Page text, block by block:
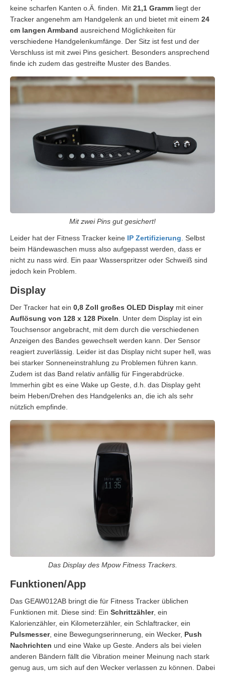
keine scharfen Kanten o.Ä. finden. Mit 21,1 Gramm liegt der
Tracker angenehm am Handgelenk an und bietet mit einem 24
cm langen Armband ausreichend Möglichkeiten für
verschiedene Handgelenkumfänge. Der Sitz ist fest und der
Verschluss ist mit zwei Pins gesichert. Besonders ansprechend
finde ich zudem das gestreifte Muster des Bandes.
Mit zwei Pins gut gesichert!
Leider hat der Fitness Tracker keine IP Zertifizierung . Selbst
beim Händewaschen muss also aufgepasst werden, dass er
nicht zu nass wird. Ein paar Wasserspritzer oder Schweiß sind
jedoch kein Problem.
Display
Der Tracker hat ein 0,8 Zoll großes OLED Display mit einer
Auflösung von 128 x 128 Pixeln . Unter dem Display ist ein
Touchsensor angebracht, mit dem durch die verschiedenen
Anzeigen des Bandes gewechselt werden kann. Der Sensor
reagiert zuverlässig. Leider ist das Display nicht super hell, was
bei starker Sonneneinstrahlung zu Problemen führen kann.
Zudem ist das Band relativ anfällig für Fingerabdrücke.
Immerhin gibt es eine Wake up Geste, d.h. das Display geht
beim Heben/Drehen des Handgelenks an, die ich als sehr
nützlich empfinde.
Das Display des Mpow Fitness Trackers.
Funktionen/App
Das GEAW012AB bringt die für Fitness Tracker üblichen
Funktionen mit. Diese sind: Ein Schrittzähler, ein
Kalorienzähler, ein Kilometerzähler, ein Schlaftracker, ein
Pulsmesser, eine Bewegungserinnerung, ein Wecker, Push
Nachrichten und eine Wake up Geste. Anders als bei vielen
anderen Bändern fällt die Vibration meiner Meinung nach stark
genug aus, um sich auf den Wecker verlassen zu können. Dabei